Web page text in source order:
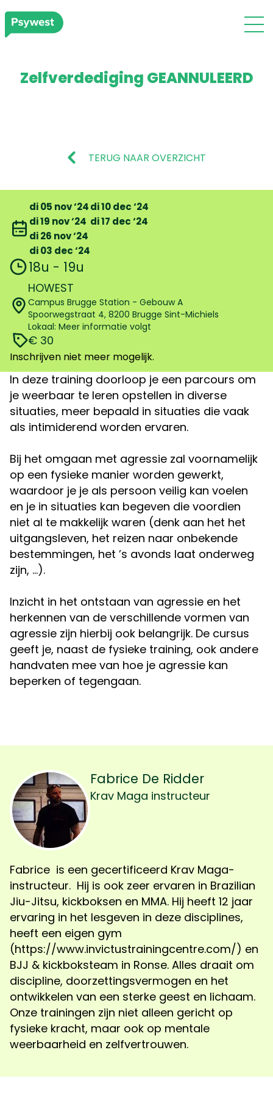
Zelfverdediging GEANNULEERD
TERUG NAAR OVERZICHT
di 05 nov ‘24
di 19 nov ‘24
di 26 nov ‘24
di 03 dec ‘24
di 10 dec ‘24
di 17 dec ‘24
18u - 19u
HOWEST
Campus Brugge Station - Gebouw A
Spoorwegstraat 4, 8200 Brugge Sint-Michiels
Lokaal: Meer informatie volgt
€ 30
Inschrijven niet meer mogelijk.
In deze training doorloop je een parcours om
je weerbaar te leren opstellen in diverse
situaties, meer bepaald in situaties die vaak
als intimiderend worden ervaren.
Bij het omgaan met agressie zal voornamelijk
op een fysieke manier worden gewerkt,
waardoor je je als persoon veilig kan voelen
en je in situaties kan begeven die voordien
niet al te makkelijk waren (denk aan het het
uitgangsleven, het reizen naar onbekende
bestemmingen, het ’s avonds laat onderweg
zijn, …).
Inzicht in het ontstaan van agressie en het
herkennen van de verschillende vormen van
agressie zijn hierbij ook belangrijk. De cursus
geeft je, naast de fysieke training, ook andere
handvaten mee van hoe je agressie kan
beperken of tegengaan.
Fabrice De Ridder
Krav Maga instructeur
Fabrice is een gecertificeerd Krav Maga-
instructeur. Hij is ook zeer ervaren in Brazilian
Jiu-Jitsu, kickboksen en MMA. Hij heeft 12 jaar
ervaring in het lesgeven in deze disciplines,
heeft een eigen gym
(https://www.invictustrainingcentre.com/) en
BJJ & kickboksteam in Ronse. Alles draait om
discipline, doorzettingsvermogen en het
ontwikkelen van een sterke geest en lichaam.
Onze trainingen zijn niet alleen gericht op
fysieke kracht, maar ook op mentale
weerbaarheid en zelfvertrouwen.